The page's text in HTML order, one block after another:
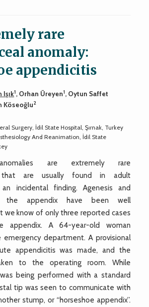
rare
anomaly:
appendicitis
Işık1, Orhan Üreyen1, Oytun Saffet
Köseoğlu2
Surgery, İdil State Hospital, Şırnak, Turkey
And Reanimation, İdil State
are extremely rare
that are usually found in adult
incidental finding. Agenesis and
the appendix have been well
we know of only three reported cases
appendix. A 64-year-old woman
department. A provisional
appendicitis was made, and the
to the operating room. While
being performed with a standard
tip was seen to communicate with
stump, or “horseshoe appendix”.